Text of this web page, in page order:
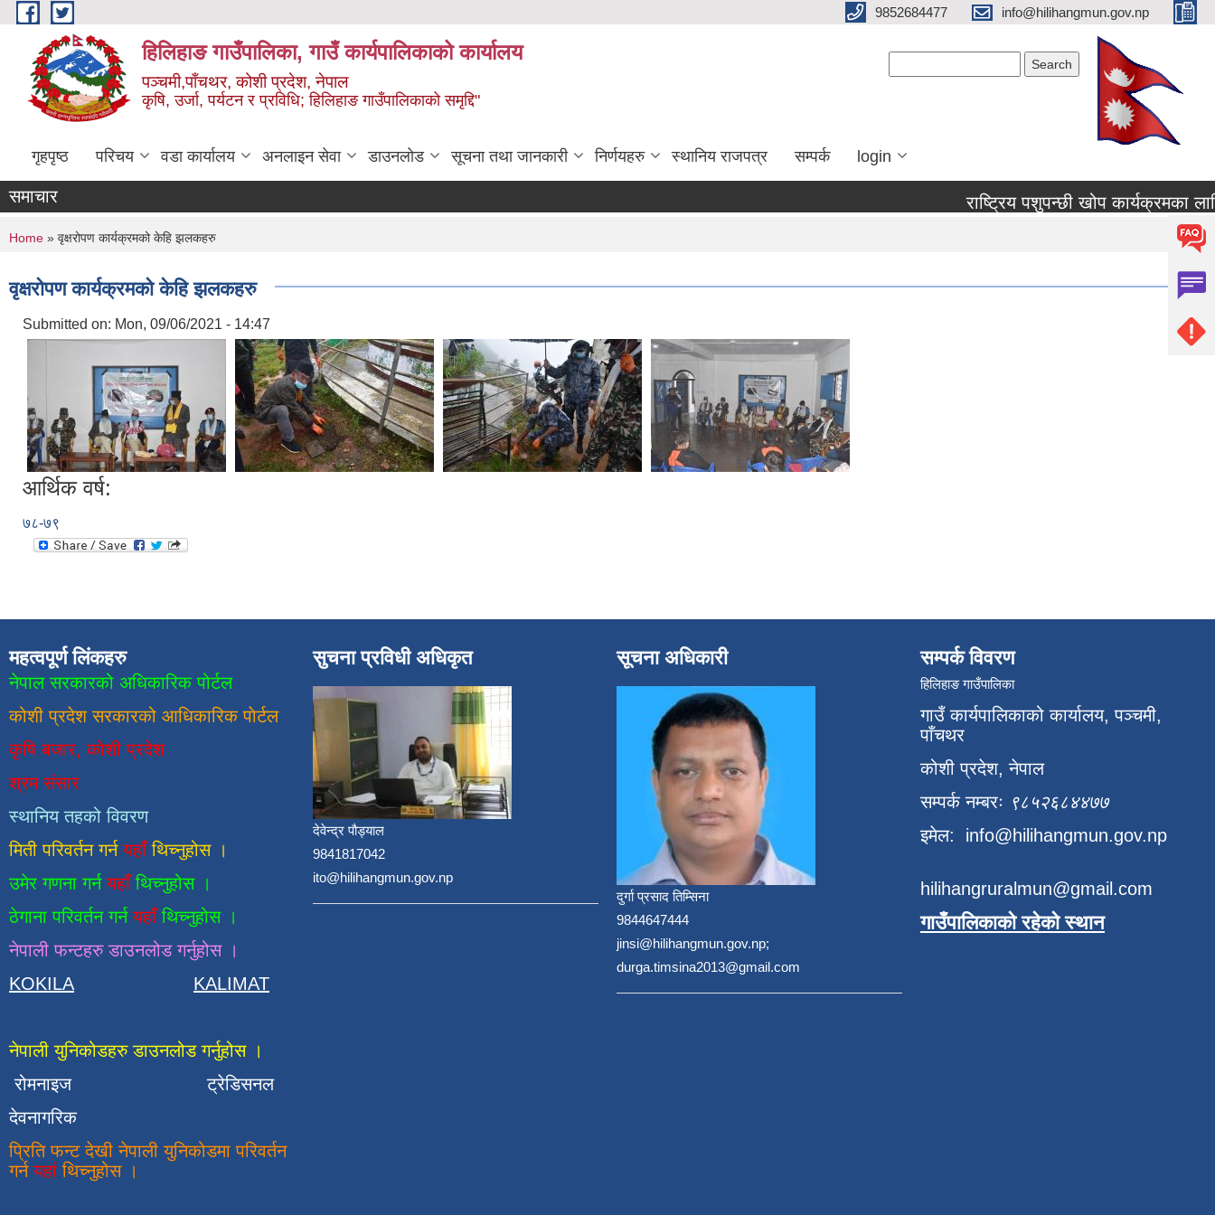
Skip to main content 9852684477 info@hilihangmun.gov.np
हिलिहाङ गाउँपालिका, गाउँ कार्यपालिकाको कार्यालय
पञ्चमी,पाँचथर, कोशी प्रदेश, नेपाल
कृषि, उर्जा, पर्यटन र प्रविधि; हिलिहाङ गाउँपालिकाको समृद्दि"
गृहपृष्ठ परिचय वडा कार्यालय अनलाइन सेवा डाउनलोड सूचना तथा जानकारी निर्णयहरु स्थानिय राजपत्र सम्पर्क login
समाचार राष्ट्रिय पशुपन्छी खोप कार्यक्रमका
You are here
Home » वृक्षरोपण कार्यक्रमको केहि झलकहरु
वृक्षरोपण कार्यक्रमको केहि झलकहरु
Submitted on: Mon, 09/06/2021 - 14:47
आर्थिक वर्ष:
७८-७९
महत्वपूर्ण लिंकहरु
नेपाल सरकारको अधिकारिक पोर्टल
कोशी प्रदेश सरकारको आधिकारिकपाेर्टल
कृषि बजार, कोशी प्रदेश
श्रम संसार
स्थानिय तहको विवरण
मिती परिवर्तन गर्न यहाँ थिच्नुहोस ।
उमेर गणना गर्नयहाँथिच्नुहोस ।
ठेगाना परिवर्तन गर्नयहाँ थिच्नुहोस ।
नेपाली फन्टहरु डाउनलोड गर्नुहोस ।
KOKILA
KALIMAT
नेपाली युनिकोडहरु डाउनलोड गर्नुहोस ।
रोमनाइज
ट्रेडिसनल
देवनागरिक
प्रिति फन्ट देखी नेपाली युनिकोडमा परिवर्तन
गर्न यहां थिच्नुहोस ।
सुचना प्रविधी अधिकृत
देवेन्द्र पौड्याल
9841817042
ito@hilihangmun.gov.np
सूचना अधिकारी
दुर्गा प्रसाद तिम्सिना
9844647444
jinsi@hilihangmun.gov.np;
durga.timsina2013@gmail.com
सम्पर्क विवरण
हिलिहाङ गाउँपालिका
गाउँ कार्यपालिकाको कार्यालय, पञ्चमी,
पाँचथर
कोशी प्रदेश, नेपाल
सम्पर्क नम्बरः ९८५२६८४४७७
इमेल: info@hilihangmun.gov.np
hilihangruralmun@gmail.com
गाउँपालिकाको रहेको स्थान